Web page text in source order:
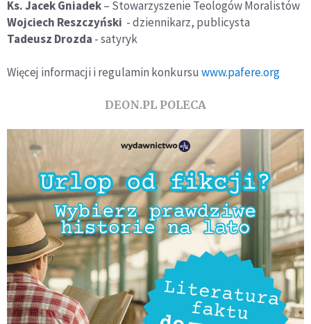
Ks. Jacek Gniadek– Stowarzyszenie Teologów Moralistów
Wojciech Reszczyński - dziennikarz, publicysta
Tadeusz Drozda - satyryk
Więcej informacji i regulamin konkursu www.pafere.org
DEON.PL POLECA